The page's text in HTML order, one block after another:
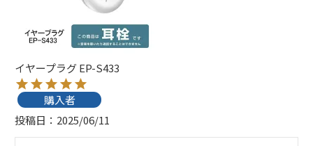
イヤープラグ EP-S433
購入者
投稿日
2025/06/11